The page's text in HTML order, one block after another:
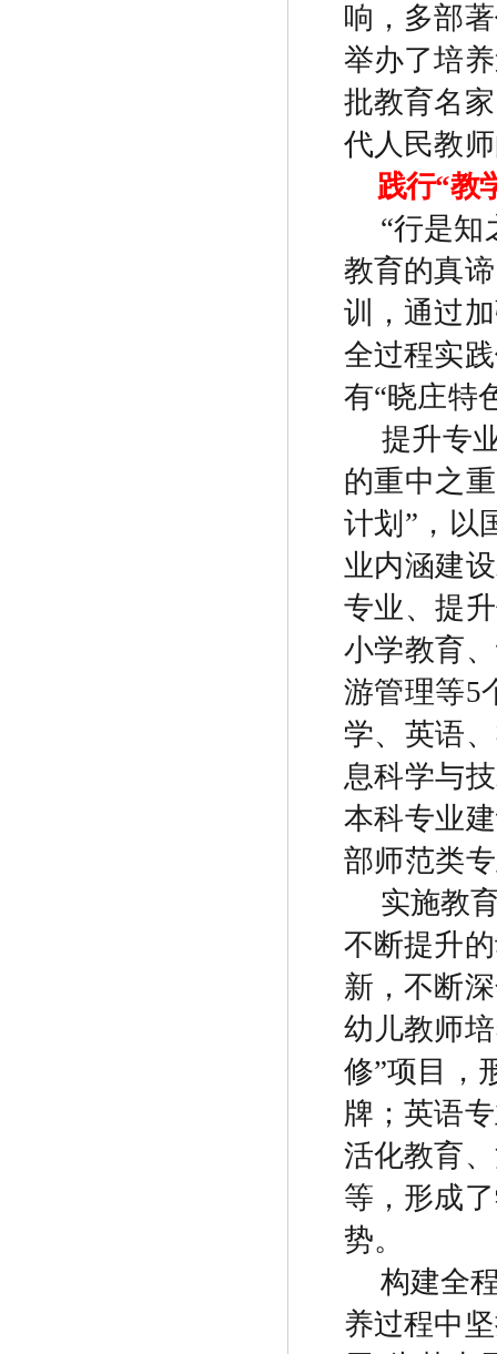
响，多部
举办了培
批教育名
代人民教
践行“教
“行是知
教育的真
训，通过
全过程实
有“晓庄特
提升专
的重中之
计划 ” ，
业内涵建
专业、提
小学教育
游管理等5
学、英语
息科学与
本科专业
部师范类
实施教
不断提升
新，不断
幼儿教师
修”项目，
牌；英语
活化教育
等，形成
势。
构建全
养过程中